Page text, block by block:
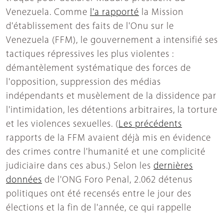
Venezuela. Comme l'a rapporté la Mission
d'établissement des faits de l'Onu sur le
Venezuela (FFM), le gouvernement a intensifié ses
tactiques répressives les plus violentes :
démantèlement systématique des forces de
l'opposition, suppression des médias
indépendants et musèlement de la dissidence par
l'intimidation, les détentions arbitraires, la torture
et les violences sexuelles. (Les précédents
rapports de la FFM avaient déjà mis en évidence
des crimes contre l'humanité et une complicité
judiciaire dans ces abus.) Selon les dernières
données de l'ONG Foro Penal, 2.062 détenus
politiques ont été recensés entre le jour des
élections et la fin de l'année, ce qui rappelle